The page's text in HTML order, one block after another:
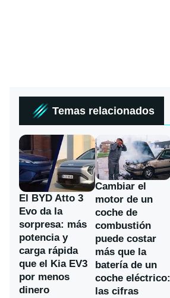
Temas relacionados
El BYD Atto 3
Evo da la
sorpresa: más
potencia y
carga rápida
que el Kia EV3
por menos
dinero
Cambiar el
motor de un
coche de
combustión
puede costar
más que la
batería de un
coche eléctrico:
las cifras